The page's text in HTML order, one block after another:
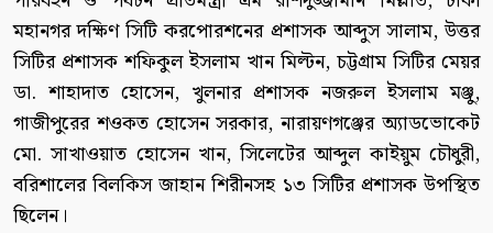
মহানগর দক্ষিণ সিটি করপোরশনের প্রশাসক আব্দুস সালাম, উত্তর
সিটির প্রশাসক শফিকুল ইসলাম খান মিল্টন, চট্টগ্রাম সিটির মেয়র
ডা. শাহাদাত হোসেন, খুলনার প্রশাসক নজরুল ইসলাম মঞ্জু,
গাজীপুরের শওকত হোসেন সরকার, নারায়ণগঞ্জের অ্যাডভোকেট
মো. সাখাওয়াত হোসেন খান, সিলেটের আব্দুল কাইয়ুম চৌধুরী,
বরিশালের বিলকিস জাহান শিরীনসহ ১৩ সিটির প্রশাসক উপস্থিত
ছিলেন।